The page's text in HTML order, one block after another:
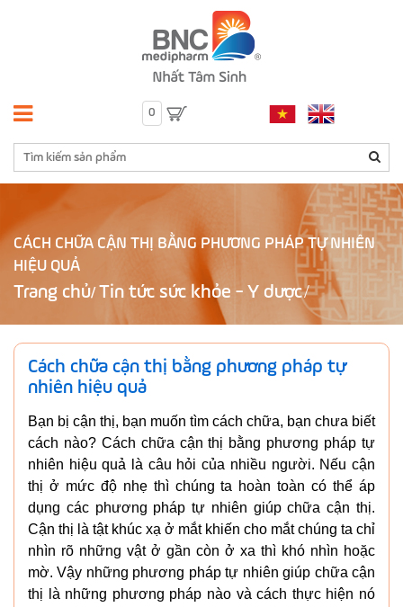
0
CÁCH CHỮA CẬN THỊ BẰNG PHƯƠNG PHÁP TỰ NHIÊN
HIỆU QUẢ
Trang chủ/ Tin tức sức khỏe - Y dược
Cách chữa cận thị bằng phương pháp tự
nhiên hiệu quả
Bạn bị cận thị, bạn muốn tìm cách chữa, bạn chưa biết
cách nào? Cách chữa cận thị bằng phương pháp tự
nhiên hiệu quả là câu hỏi của nhiều người. Nếu cận
thị ở mức độ nhẹ thì chúng ta hoàn toàn có thể áp
dụng các phương pháp tự nhiên giúp chữa cận thị.
Cận thị là tật khúc xạ ở mắt khiến cho mắt chúng ta chỉ
nhìn rõ những vật ở gần còn ở xa thì khó nhìn hoặc
mờ. Vậy những phương pháp tự nhiên giúp chữa cận
thị là những phương pháp nào và cách thực hiện nó